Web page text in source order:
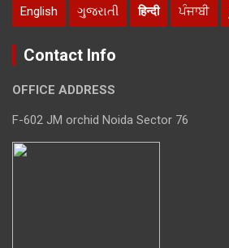
English ગુજરાતી हिन्दी ਪੰਜਾਬੀ
Contact Info
OFFICE ADDRESS
F-602 JM orchid Noida Sector 76